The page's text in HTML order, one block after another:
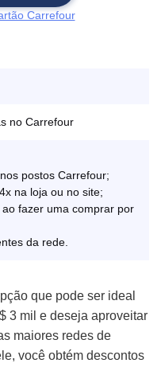
Carrefour
no Carrefour
postos Carrefour;
na loja ou no site;
fazer uma comprar por
da rede.
que pode ser ideal
3 mil e deseja aproveitar
maiores redes de
você obtém descontos